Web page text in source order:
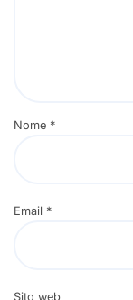
Nome *
Email *
Sito web